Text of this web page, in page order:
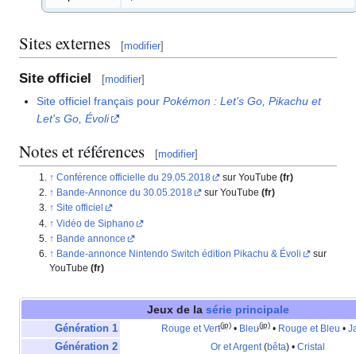
Sites externes [modifier]
Site officiel [modifier]
Site officiel français pourPokémon : Let's Go, Pikachu et
Let's Go, Évoli
Notes et références [modifier]
Conférence officielle du 29.05.2018 sur YouTube (fr)
Bande-Annonce du 30.05.2018
sur YouTube (fr)
Site officiel
Vidéo de Siphano
Bande annonce
Bande-annonce Nintendo Switch édition Pikachu & Évoli
sur
YouTube(fr)
Jeux de la série principale
Génération 1 Rouge et Vert(jp)• Bleu(jp)• Rouge et Bleu •
Génération 2
Or et Argent(bêta) • Cristal